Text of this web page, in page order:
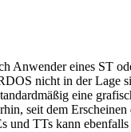
Anwender eines ST
nicht in der
eine
seit dem
TTs kann